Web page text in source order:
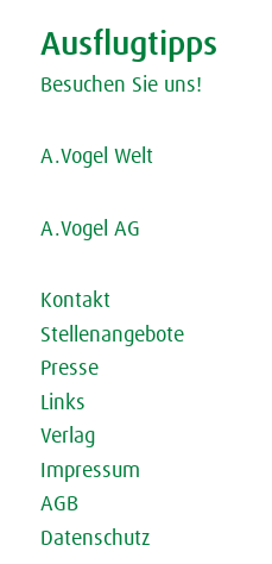
Ausflugtipps
Besuchen Sie uns!
A.Vogel Welt
A.Vogel AG
Kontakt
Stellenangebote
Presse
Links
Verlag
Impressum
AGB
Datenschutz